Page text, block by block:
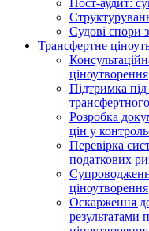
Пост-аудит:
Судові спори
Трансфертне
ціноутворення
Підтримка під
Розробка
цін у
Перевірка
податкових
ціноутворення
Оскарження
результатами